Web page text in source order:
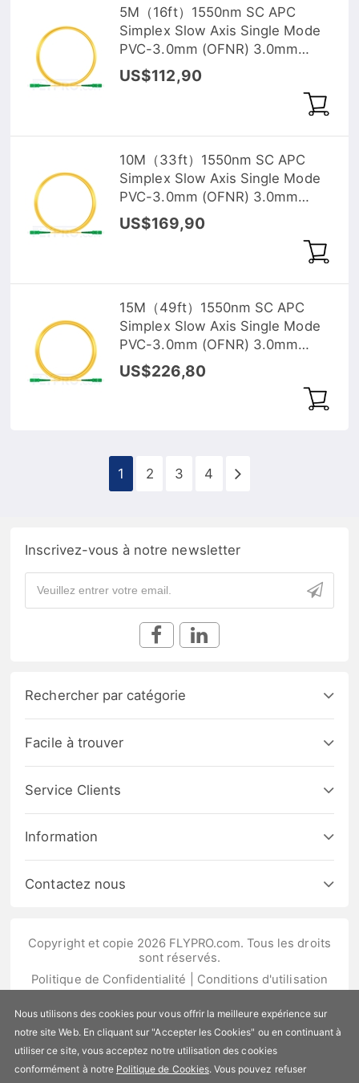
5M（16ft）1550nm SC APC
Simplex Slow Axis Single Mode
PVC-3.0mm (OFNR) 3.0mm
Polarization Maintaining Fiber
Optic Patch Cable
US$112,90
10M（33ft）1550nm SC APC
Simplex Slow Axis Single Mode
PVC-3.0mm (OFNR) 3.0mm
Polarization Maintaining Fiber
Optic Patch Cable
US$169,90
15M（49ft）1550nm SC APC
Simplex Slow Axis Single Mode
PVC-3.0mm (OFNR) 3.0mm
Polarization Maintaining Fiber
Optic Patch Cable
US$226,80
1 2 3 4
Inscrivez-vous à notre newsletter
Rechercher par catégorie
Facile à trouver
Service Clients
Information
Contactez nous
Copyright et copie 2026 FLYPRO.com. Tous les droits
sont réservés.
Politique de Confidentialité
Conditions d'utilisation
Nous utilisons des cookies pour vous offrir la meilleure expérience sur
notre site Web. En cliquant sur "Accepter les Cookies" ou en continuant à
utiliser ce site, vous acceptez notre utilisation des cookies
conformément à notre Politique de Cookies. Vous pouvez refuser